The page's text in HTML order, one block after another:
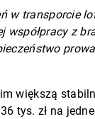
w transporcie
współpracy z
większą
tys. zł na